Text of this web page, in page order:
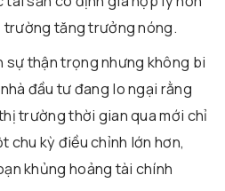
tăng trưởng nóng.
sự thận trọng nhưng không bi
đầu tư đang lo ngại rằng
trường thời gian qua mới chỉ
chu kỳ điều chỉnh lớn hơn,
khủng hoảng tài chính